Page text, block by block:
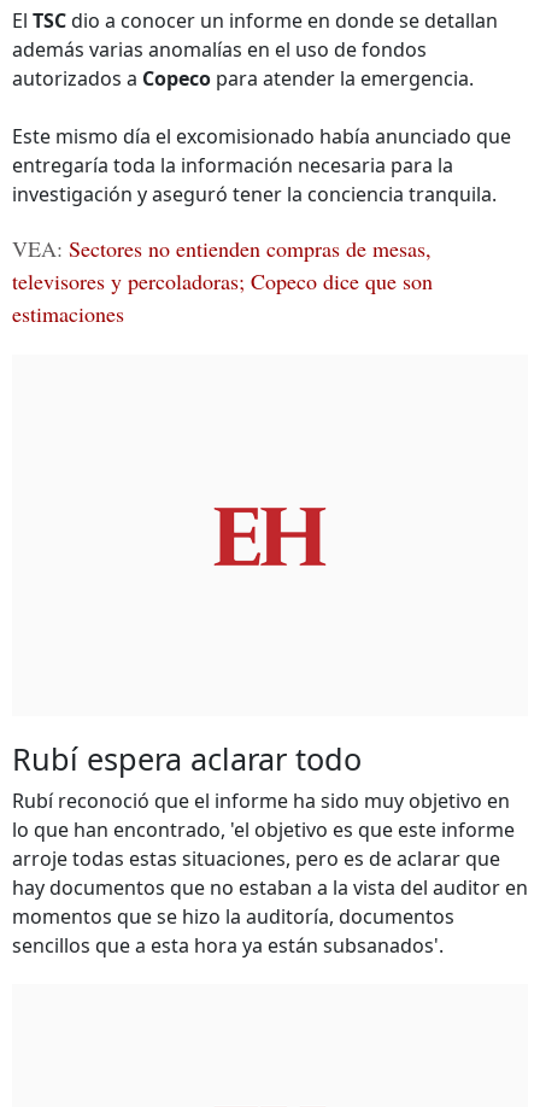
El TSCdio a conocer un informe en donde se detallan
además varias anomalías en el uso de fondos
autorizados a Copeco para atender la emergencia.
Este mismo día el excomisionado había anunciado que
entregaría toda la información necesaria para la
investigación y aseguró tener la conciencia tranquila.
VEA: Sectores no entienden compras de mesas,
televisores y percoladoras; Copeco dice que son
estimaciones
Rubí espera aclarar todo
Rubí reconoció que el informe ha sido muy objetivo en
lo que han encontrado, 'el objetivo es que este informe
arroje todas estas situaciones, pero es de aclarar que
hay documentos que no estaban a la vista del auditor en
momentos que se hizo la auditoría, documentos
sencillos que a esta hora ya están subsanados'.